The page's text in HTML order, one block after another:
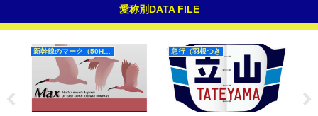
愛称別DATA FILE
新幹線のマーク（50Hz） 急行（羽根つき